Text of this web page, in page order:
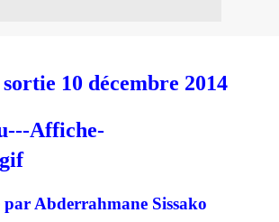
10 décembre 2014
par Abderrahmane Sissako